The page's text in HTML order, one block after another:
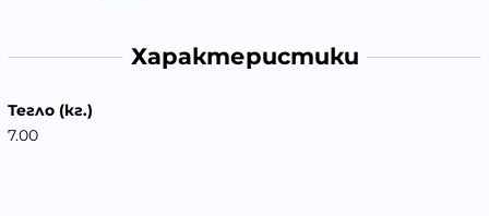
Характеристики
Тегло (кг.)
7.00